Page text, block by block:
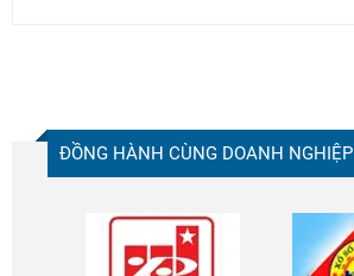
ĐỒNG HÀNH CÙNG DOANH NGHIỆP